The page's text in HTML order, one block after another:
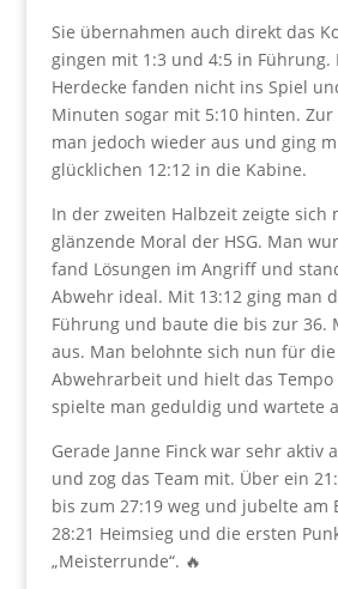
Sie übernahmen auch direkt das
gingen mit 1:3 und 4:5 in Führung.
Herdecke fanden nicht ins Spiel
Minuten sogar mit 5:10 hinten.
man jedoch wieder aus und ging
glücklichen 12:12 in die Kabine.
In der zweiten Halbzeit zeigte sich
glänzende Moral der HSG. Man
fand Lösungen im Angriff und
Abwehr ideal. Mit 13:12 ging man
Führung und baute die bis zur 36.
aus. Man belohnte sich nun für
Abwehrarbeit und hielt das Tempo
spielte man geduldig und wartete
Gerade Janne Finck war sehr aktiv
und zog das Team mit. Über ein
bis zum 27:19 weg und jubelte am
28:21 Heimsieg und die ersten
„Meisterrunde“. 🔥